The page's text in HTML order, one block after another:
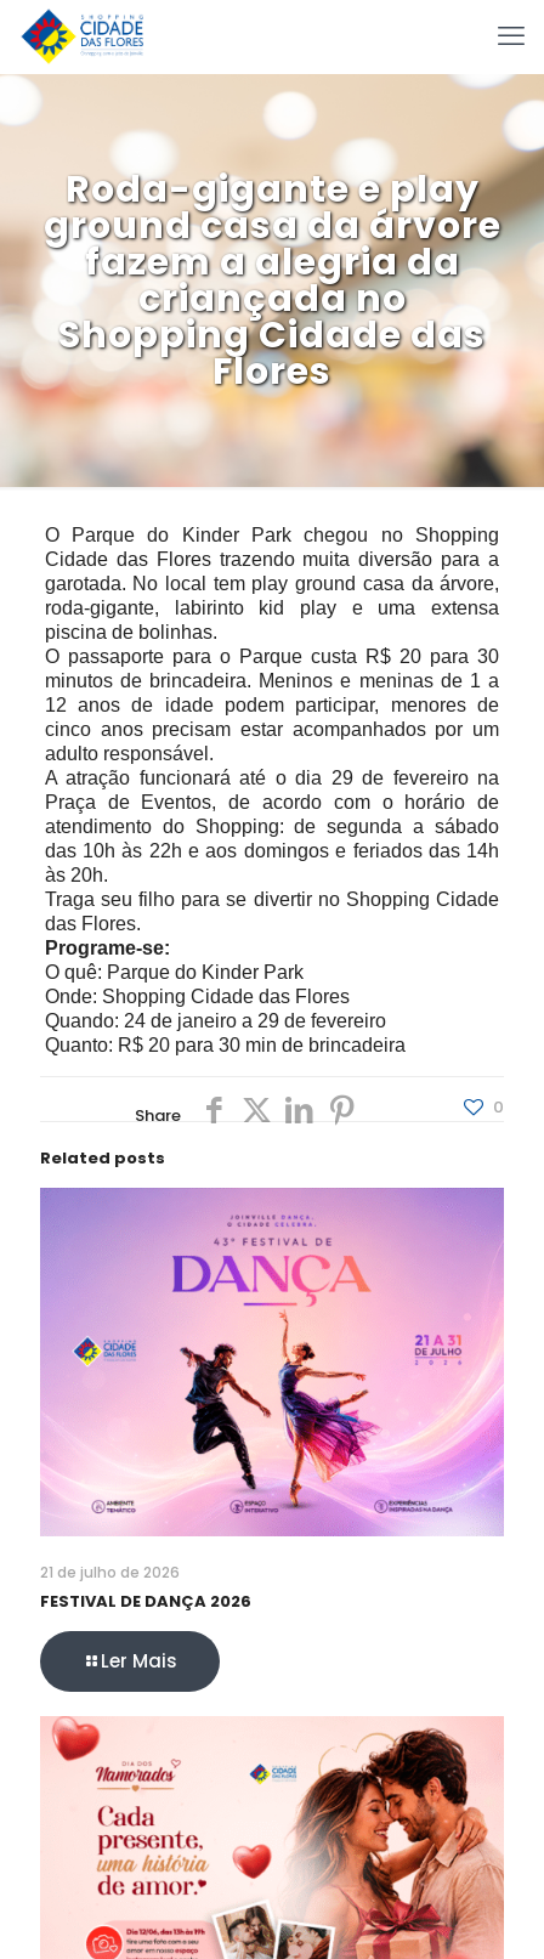
Roda-gigante e play
ground casa da árvore
fazem a alegria da
criançada no
Shopping Cidade das
Flores
O Parque do Kinder Park chegou no Shopping
Cidade das Flores trazendo muita diversão para a
garotada. No local tem play ground casa da árvore,
roda-gigante, labirinto kid play e uma extensa
piscina de bolinhas.
O passaporte para o Parque custa R$ 20 para 30
minutos de brincadeira. Meninos e meninas de 1 a
12 anos de idade podem participar, menores de
cinco anos precisam estar acompanhados por um
adulto responsável.
A atração funcionará até o dia 29 de fevereiro na
Praça de Eventos, de acordo com o horário de
atendimento do Shopping: de segunda a sábado
das 10h às 22h e aos domingos e feriados das 14h
às 20h.
Traga seu filho para se divertir no Shopping Cidade
das Flores.
Programe-se:
O quê: Parque do Kinder Park
Onde: Shopping Cidade das Flores
Quando: 24 de janeiro a 29 de fevereiro
Quanto: R$ 20 para 30 min de brincadeira
Share 0
Related posts
21 de julho de 2026
FESTIVAL DE DANÇA 2026
Ler Mais